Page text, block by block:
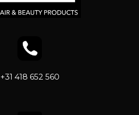
+31 418 652 560